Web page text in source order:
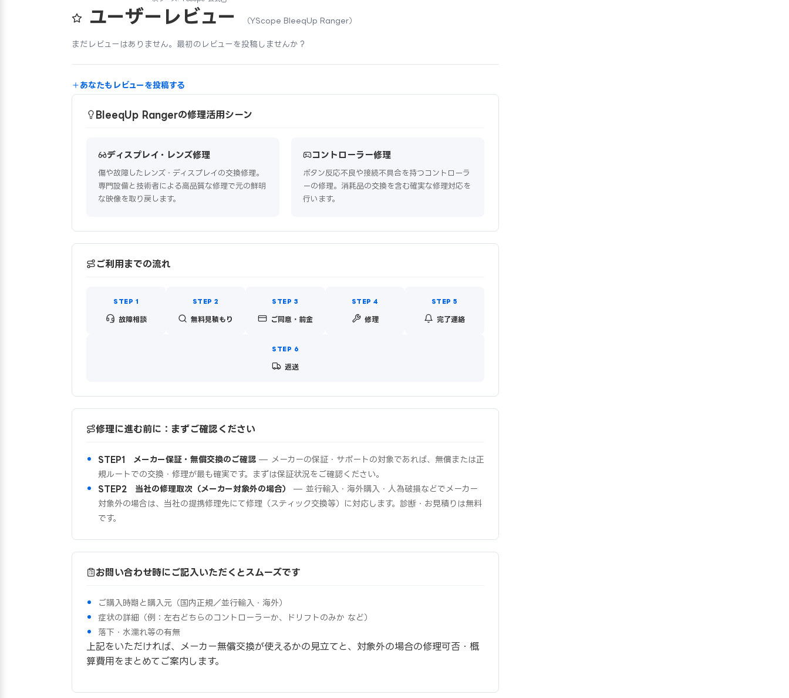
ユーザーレビュー （YScope BleeqUp Ranger）
まだレビューはありません。最初のレビューを投稿しませんか？
あなたもレビューを投稿する
BleeqUp Rangerの修理活用シーン
ディスプレイ・レンズ修理
傷や故障したレンズ・ディスプレイの交換修理。
専門設備と技術者による高品質な修理で元の鮮明
な映像を取り戻します。
コントローラー修理
ボタン反応不良や接続不具合を持つコントローラ
ーの修理。消耗品の交換を含む確実な修理対応を
行います。
ご利用までの流れ
故障相談 無料見積もり ご同意・前金 修理 完了連絡
返送
修理に進む前に：まずご確認ください
STEP1 メーカー保証・無償交換のご確認 — メーカーの保証・サポートの対象であれば、無償または正
規ルートでの交換・修理が最も確実です。まずは保証状況をご確認ください。
STEP2 当社の修理取次（メーカー対象外の場合）
— 並行輸入・海外購入・人為破損などでメーカー
対象外の場合は、当社の提携修理先にて修理（スティック交換等）に対応します。診断・お見積りは無料
です。
お問い合わせ時にご記入いただくとスムーズです
ご購入時期と購入元（国内正規／並行輸入・海外）
症状の詳細（例：左右どちらのコントローラーか、ドリフトのみか など）
落下・水濡れ等の有無
上記をいただければ、メーカー無償交換が使えるかの見立てと、対象外の場合の修理可否・概
算費用をまとめてご案内します。